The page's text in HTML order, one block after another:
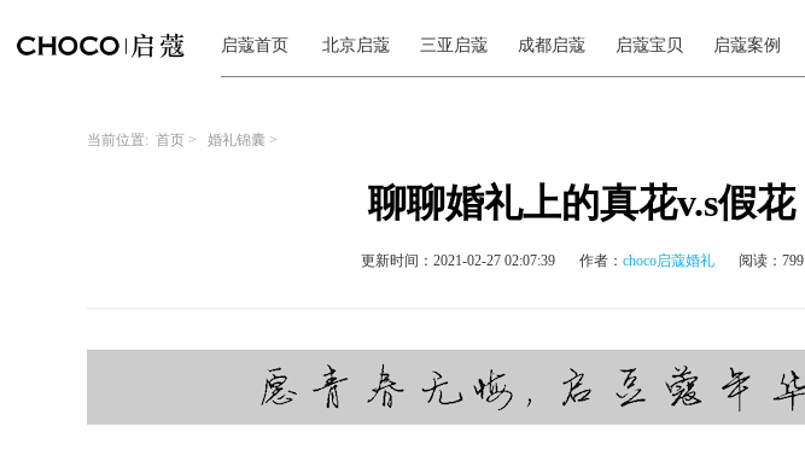
启蔻首页 北京启蔻 三亚启蔻 成都启蔻 启蔻宝贝 启蔻案例
当前位置: 首页 > 婚礼锦囊 >
聊聊婚礼上的真花v.s假花
更新时间：2021-02-27 02:07:39 作者： choco启蔻婚礼 阅读：799